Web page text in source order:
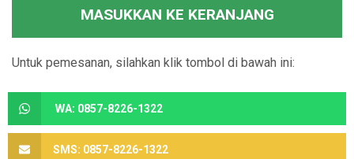
MASUKKAN KE KERANJANG
Untuk pemesanan, silahkan klik tombol di bawah ini:
WA: 0857-8226-1322
SMS: 0857-8226-1322